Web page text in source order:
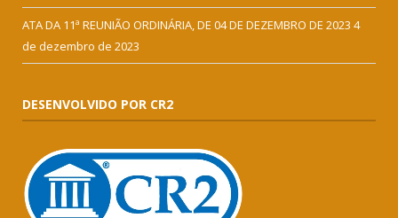
ATA DA 11ª REUNIÃO ORDINÁRIA, DE 04 DE DEZEMBRO DE 2023 4
de dezembro de 2023
DESENVOLVIDO POR CR2